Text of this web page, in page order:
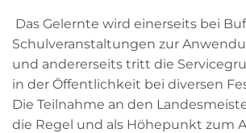
Das Gelernte wird einerseits bei
Schulveranstaltungen zur
und andererseits tritt die
in der Öffentlichkeit bei diversen
Die Teilnahme an den
die Regel und als Höhepunkt zum